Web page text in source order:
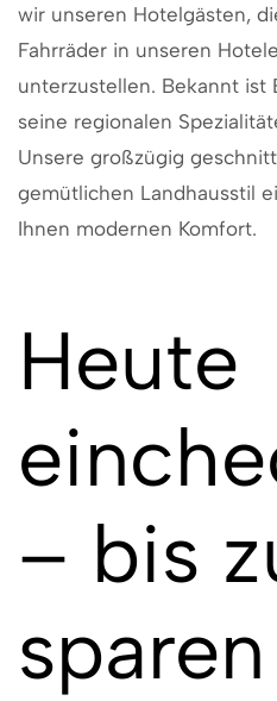
wir unseren Hotelgästen,
Fahrräder in unseren
unterzustellen. Bekannt ist
seine regionalen
Unsere großzügig
gemütlichen Landhausstil
Ihnen modernen Komfort.
Heute
– bis
sparen